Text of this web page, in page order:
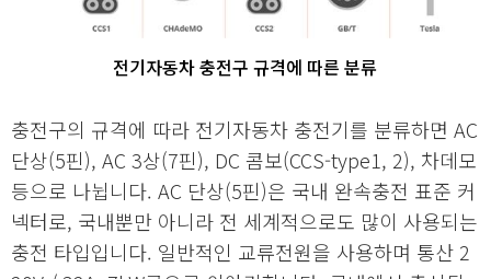
전기자동차 충전구 규격에 따른 분류
충전구의 규격에 따라 전기자동차 충전기를 분류하면 AC
단상(5핀), AC 3상(7핀), DC 콤보(CCS-type1, 2), 차데모
등으로 나뉩니다. AC 단상(5핀)은 국내 완속충전 표준 커
넥터로, 국내뿐만 아니라 전 세계적으로도 많이 사용되는
충전 타입입니다. 일반적인 교류전원을 사용하며 통산 2